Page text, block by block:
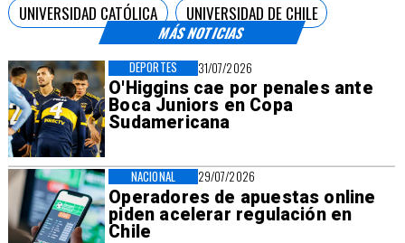
MÁS NOTICIAS
31/07/2026
O'Higgins cae por penales ante
Boca Juniors en Copa
Sudamericana
DEPORTES
29/07/2026
Operadores de apuestas online
piden acelerar regulación en
Chile
NACIONAL
UNIVERSIDAD CATÓLICA
UNIVERSIDAD DE CHILE